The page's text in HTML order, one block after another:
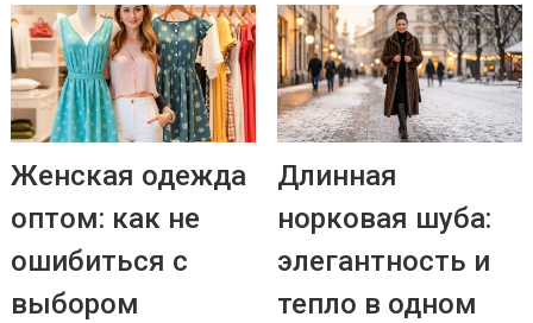
Женская одежда
оптом: как не
ошибиться с
выбором
Длинная
норковая шуба:
элегантность и
тепло в одном